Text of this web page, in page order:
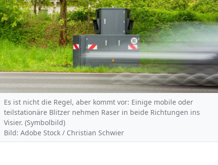
Es ist nicht die Regel, aber kommt vor: Einige mobile oder
teilstationäre Blitzer nehmen Raser in beide Richtungen ins
Visier. (Symbolbild)
Bild: Adobe Stock / Christian Schwier